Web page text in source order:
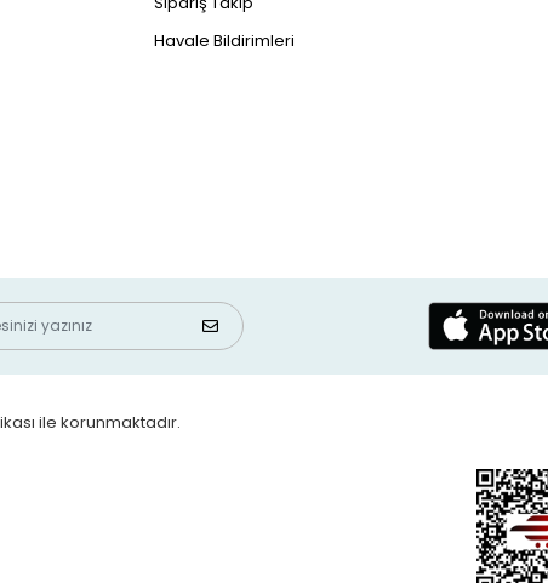
Havale Bildirimleri
ile korunmaktadır.